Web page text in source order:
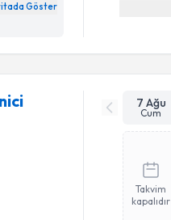
Göster
7 Ağu
Cum
Takvim
kapalıdır